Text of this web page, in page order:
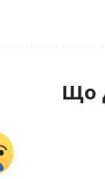
Що